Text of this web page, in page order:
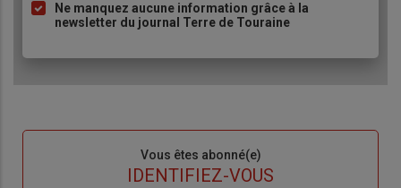
Ne manquez aucune information grâce à la
newsletter du journal Terre de Touraine
Vous êtes abonné(e)
IDENTIFIEZ-VOUS